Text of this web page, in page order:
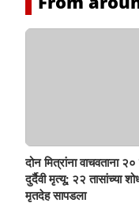
दोन मित्रांना वाचवताना २०
दुर्दैवी मृत्यू; २२ तासांच्या
मृतदेह सापडला